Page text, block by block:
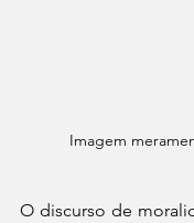
Imagem
O discurso de